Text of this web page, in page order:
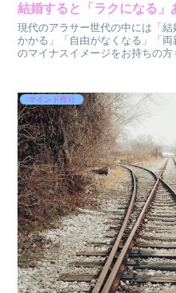
結婚すると「ラクになる」
現代のアラサー世代の中には「
かかる」「自由がなくなる」「
のマイナスイメージをお持ちの
マインド作り